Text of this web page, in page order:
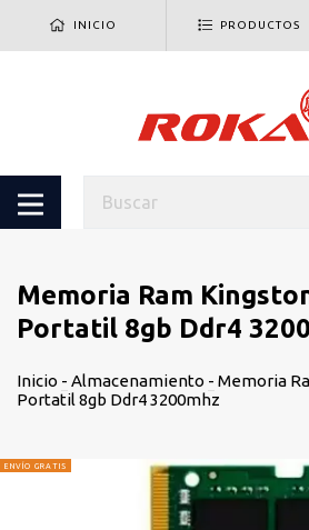
INICIO PRODUCTOS
Memoria Ram
Portatil 8gb Ddr4
Inicio - Almacenamiento - Memoria
Portatil 8gb Ddr4 3200mhz
ENVÍO GRATIS